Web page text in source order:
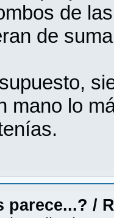
de
de
mano lo
parece...? /